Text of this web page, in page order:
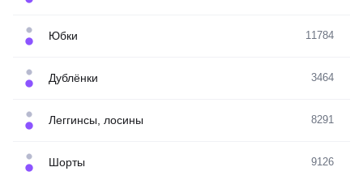
Юбки 11784
Дублёнки 3464
Леггинсы, лосины 8291
Шорты 9126